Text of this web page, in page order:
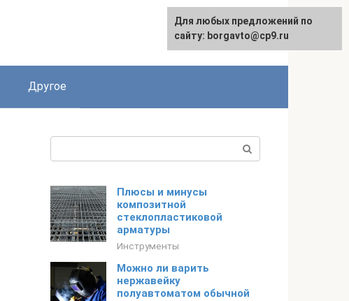
English
Другое
Плюсы и минусы
композитной
стеклопластиковой
арматуры
Инструменты
Можно ли варить
нержавейку
полуавтоматом обычной
Для любых предложений по
сайту: borgavto@cp9.ru